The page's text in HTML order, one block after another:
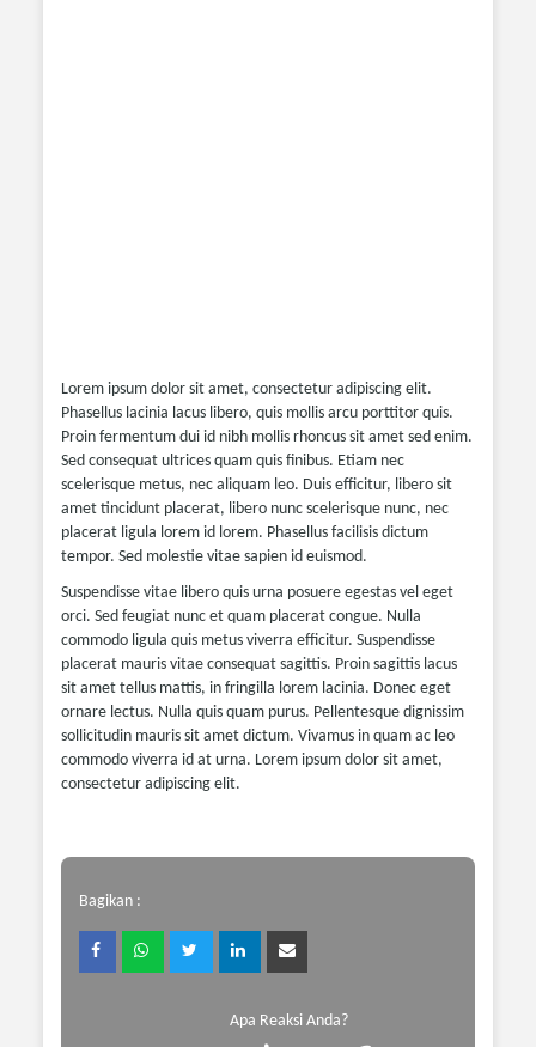
Lorem ipsum dolor sit amet, consectetur adipiscing elit.
Phasellus lacinia lacus libero, quis mollis arcu porttitor quis.
Proin fermentum dui id nibh mollis rhoncus sit amet sed enim.
Sed consequat ultrices quam quis finibus. Etiam nec
scelerisque metus, nec aliquam leo. Duis efficitur, libero sit
amet tincidunt placerat, libero nunc scelerisque nunc, nec
placerat ligula lorem id lorem. Phasellus facilisis dictum
tempor. Sed molestie vitae sapien id euismod.
Suspendisse vitae libero quis urna posuere egestas vel eget
orci. Sed feugiat nunc et quam placerat congue. Nulla
commodo ligula quis metus viverra efficitur. Suspendisse
placerat mauris vitae consequat sagittis. Proin sagittis lacus
sit amet tellus mattis, in fringilla lorem lacinia. Donec eget
ornare lectus. Nulla quis quam purus. Pellentesque dignissim
sollicitudin mauris sit amet dictum. Vivamus in quam ac leo
commodo viverra id at urna. Lorem ipsum dolor sit amet,
consectetur adipiscing elit.
Bagikan :
Apa Reaksi Anda?